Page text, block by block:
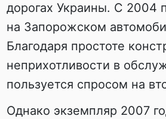
дорогах Украины. С 2004
на Запорожском
Благодаря простоте
неприхотливости в
пользуется спросом на
Однако экземпляр 2007